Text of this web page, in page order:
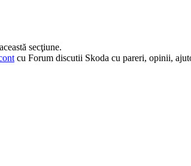
secţiune.
cu Forum discutii Skoda cu pareri, opinii,